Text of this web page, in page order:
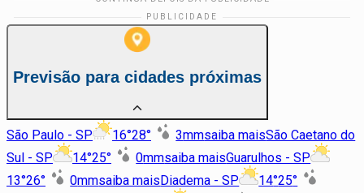
Previsão para cidades próximas
São Paulo - SP 16°28° 3mmsaiba maisSão Caetano do
Sul - SP
14°25° 0mmsaiba maisGuarulhos - SP
13°26° 0mmsaiba maisDiadema - SP 14°25°